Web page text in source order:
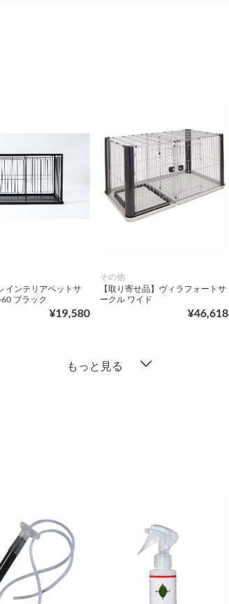
インテリアペットサ
ブラック
¥19,580
その他
【取り寄せ品】ヴィラフォートサ
ークル ワイド
¥46,618
もっと見る